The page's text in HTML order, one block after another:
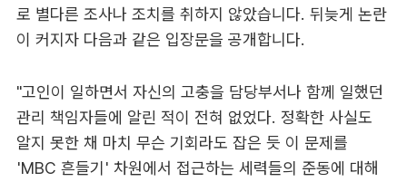
로 별다른 조사나 조치를 취하지 않았습니다. 뒤늦게 논란
이 커지자 다음과 같은 입장문을 공개합니다.
"고인이 일하면서 자신의 고충을 담당부서나 함께 일했던
관리 책임자들에 알린 적이 전혀 없었다. 정확한 사실도
알지 못한 채 마치 무슨 기회라도 잡은 듯 이 문제를
'MBC 흔들기' 차원에서 접근하는 세력들의 준동에 대해